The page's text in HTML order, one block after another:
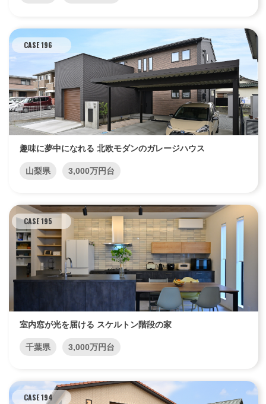
CASE 196
趣味に夢中になれる 北欧モダンのガレージハウス
山梨県 3,000万円台
CASE 195
室内窓が光を届ける スケルトン階段の家
千葉県 3,000万円台
CASE 194